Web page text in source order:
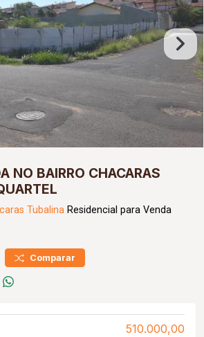
NO BAIRRO CHACARAS
Tubalina Residencial para Venda
Comparar
510.000,00